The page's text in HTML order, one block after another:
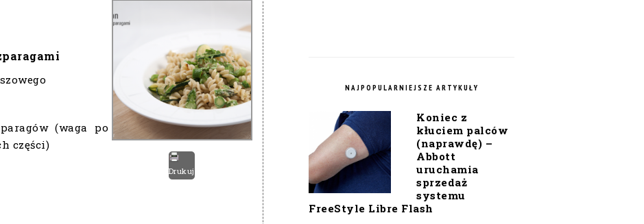
Drukuj
(waga po
części)
NAJPOPULARNIEJSZE ARTYKUŁY
Koniec z
kłuciem palców
(naprawdę) –
Abbott
uruchamia
sprzedaż
systemu
FreeStyle Libre Flash